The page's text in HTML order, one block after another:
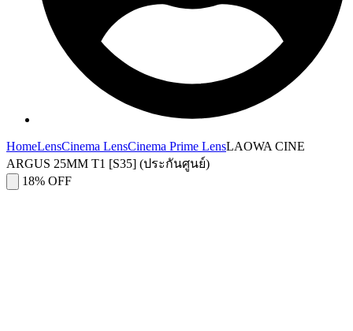
HomeLensCinema LensCinema Prime LensLAOWA CINE
ARGUS 25MM T1 [S35] (ประกันศูนย์)
18% OFF